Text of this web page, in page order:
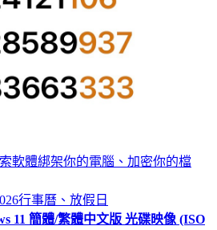
軟體綁架你的電腦、加密你的檔
行事曆、放假日
11 簡體/繁體中文版 光碟映像 (ISO